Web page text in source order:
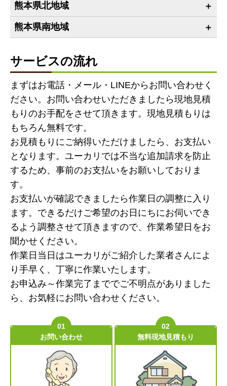
熊本県北地域
熊本県南地域
サービスの流れ
まずはお電話・メール・LINEからお問い合わせく
ださい。お問い合わせいただきましたら現地見積
もりのお手配をさせて頂きます。現地見積もりは
もちろん無料です。
お見積もりにご納得いただけましたら、お支払い
となります。ユーカリでは不当な追加請求を防止
するため、事前のお支払いをお願いしておりま
す。
お支払いが確認できましたら作業日の調整に入り
ます。できるだけご希望のお日にちにお伺いでき
るよう調整させて頂きますので、作業希望日をお
聞かせください。
作業日当日はユーカリがご紹介した業者さんによ
り手早く、丁寧に作業いたします。
お申込み～作業完了まででご不明点がありました
ら、お気軽にお問い合わせください。
お問い合わせ 無料現地見積もり